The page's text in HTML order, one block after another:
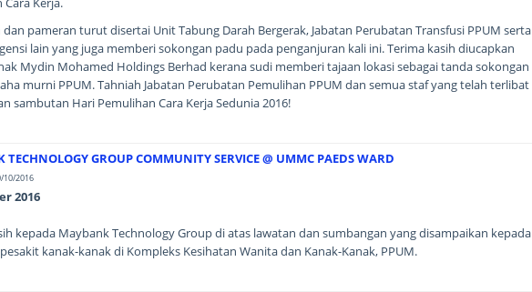
pameran turut disertai Unit Tabung Darah Bergerak, Jabatan Perubatan Transfusi PPUM serta
lain yang juga memberi sokongan padu pada penganjuran kali ini. Terima kasih diucapkan
Mydin Mohamed Holdings Berhad kerana sudi memberi tajaan lokasi sebagai tanda sokongan
murni PPUM. Tahniah Jabatan Perubatan Pemulihan PPUM dan semua staf yang telah terlibat
sambutan Hari Pemulihan Cara Kerja Sedunia 2016!
TECHNOLOGY GROUP COMMUNITY SERVICE @ UMMC PAEDS WARD
10/2016
2016
kepada Maybank Technology Group di atas lawatan dan sumbangan yang disampaikan kepada
kanak-kanak di Kompleks Kesihatan Wanita dan Kanak-Kanak, PPUM.